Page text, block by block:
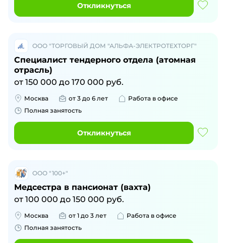
Откликнуться
ООО "ТОРГОВЫЙ ДОМ "АЛЬФА-ЭЛЕКТРОТЕХТОРГ"
Специалист тендерного отдела (атомная
отрасль)
от 150 000 до 170 000 руб.
Москва от 3 до 6 лет
Работа в офисе
Полная занятость
Откликнуться
ООО "100+"
Медсестра в пансионат (вахта)
от 100 000 до 150 000 руб.
Москва от 1 до 3 лет
Работа в офисе
Полная занятость